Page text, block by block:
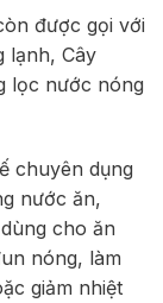
được gọi với
lạnh, Cây
lọc nước nóng
chuyên dụng
nước ăn,
cho ăn
nóng, làm
giảm nhiệt